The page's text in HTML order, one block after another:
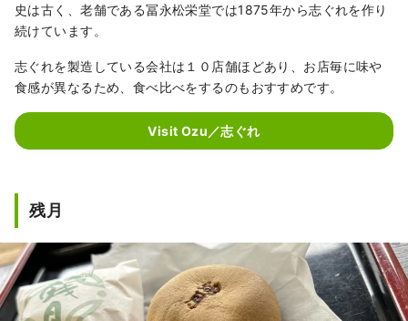
史は古く、老舗である冨永松栄堂では1875年から志ぐれを作り
続けています。
志ぐれを製造している会社は１０店舗ほどあり、お店毎に味や
食感が異なるため、食べ比べをするのもおすすめです。
Visit Ozu／志ぐれ
残月